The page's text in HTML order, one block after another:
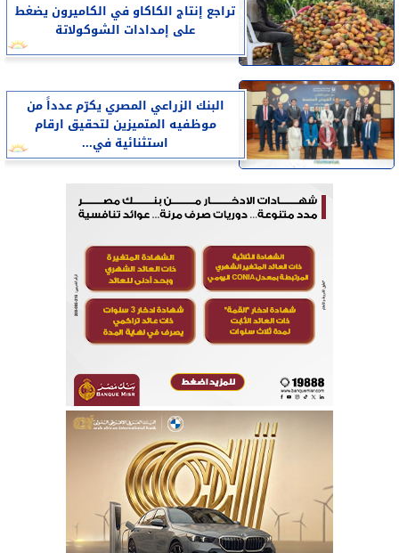
تراجع إنتاج الكاكاو في الكاميرون يضغط
على إمدادات الشوكولاتة
البنك الزراعي المصري يكرّم عدداً من
موظفيه المتميزين لتحقيق ارقام
استثنائية في...